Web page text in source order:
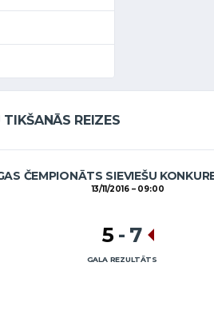
REIZES
ČEMPIONĀTS SIEVIEŠU
13/11/2016 09:00
5 - 7
GALA REZULTĀTS